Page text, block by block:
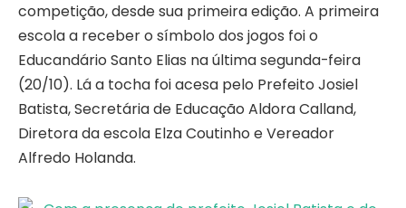
competição, desde sua primeira edição. A primeira
escola a receber o símbolo dos jogos foi o
Educandário Santo Elias na última segunda-feira
(20/10). Lá a tocha foi acesa pelo Prefeito Josiel
Batista, Secretária de Educação Aldora Calland,
Diretora da escola Elza Coutinho e Vereador
Alfredo Holanda.